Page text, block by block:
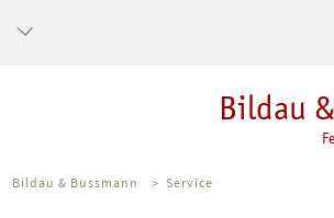
Bildau
Bildau & Bussmann >Service